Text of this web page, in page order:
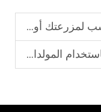
الماشية الخاصة بك
الكهربائية الديزل